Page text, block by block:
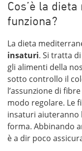
Cos’è la
funziona?
La dieta
insaturi. Si tratta
gli alimenti della
sotto controllo il
l’assunzione di
modo regolare. Le
insaturi aiuteranno
forma. Abbinando
è a dir poco